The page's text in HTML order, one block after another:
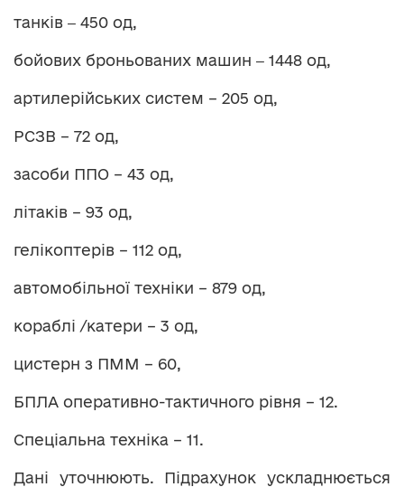
танків ‒ 450 од,
бойових броньованих машин ‒ 1448 од,
артилерійських систем – 205 од,
РСЗВ – 72 од,
засоби ППО – 43 од,
літаків – 93 од,
гелікоптерів – 112 од,
автомобільної техніки – 879 од,
кораблі /катери – 3 од,
цистерн з ПММ – 60,
БПЛА оперативно-тактичного рівня – 12.
Спеціальна техніка – 11.
Дані уточнюють. Підрахунок ускладнюється